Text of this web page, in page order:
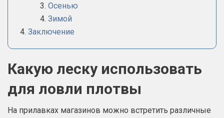
Осенью
Зимой
Заключение
Какую леску использовать
для ловли плотвы
На прилавках магазинов можно встретить различные